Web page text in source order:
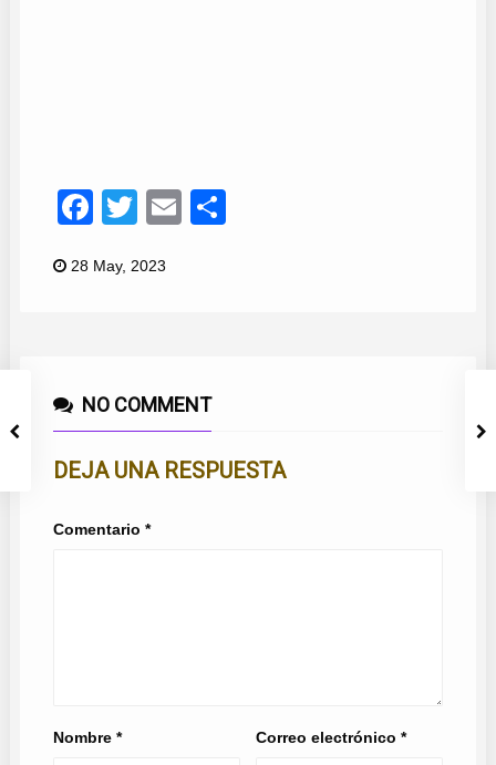
Facebook
TwitterEmail
28 May, 2023
NO COMMENT
DEJA UNA RESPUESTA
Comentario *
Nombre * Correo electrónico*